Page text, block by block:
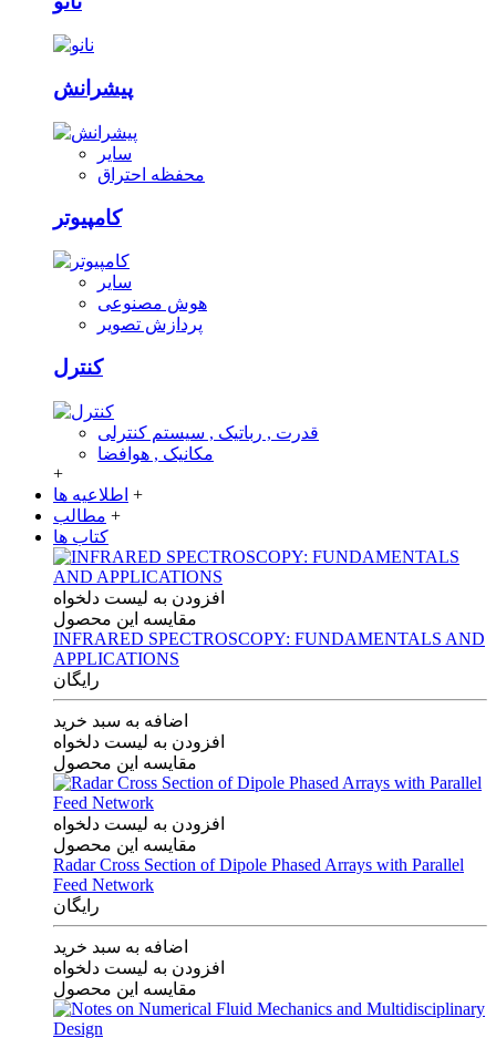
پیشرانش
سایر
محفظه احتراق
کامپیوتر
سایر
هوش مصنوعی
پردازش تصویر
کنترل
قدرت , رباتیک , سیستم کنترلی
مکانیک , هوافضا
+
اطلاعیه ها +
مطالب +
کتاب ها
افزودن به لیست دلخواه
مقایسه این محصول
INFRARED SPECTROSCOPY: FUNDAMENTALS AND
APPLICATIONS
رایگان
اضافه به سبد خرید
افزودن به لیست دلخواه
مقایسه این محصول
افزودن به لیست دلخواه
مقایسه این محصول
Radar Cross Section of Dipole Phased Arrays with Parallel
Feed Network
رایگان
اضافه به سبد خرید
افزودن به لیست دلخواه
مقایسه این محصول